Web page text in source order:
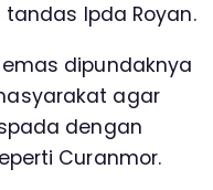
Ipda Royan.
dipundaknya
agar
dengan
Curanmor.